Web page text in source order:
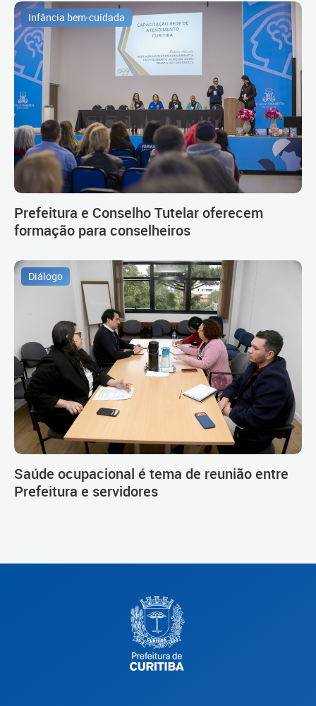
Infância bem-cuidada
Prefeitura e Conselho Tutelar oferecem
formação para conselheiros
Diálogo
Saúde ocupacional é tema de reunião entre
Prefeitura e servidores